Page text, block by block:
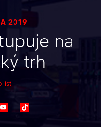
list
2019
na
trh
YoutubeTikTok